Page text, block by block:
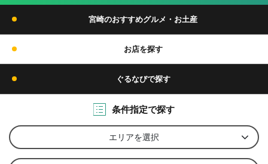
宮崎のおすすめグルメ・お土産
お店を探す
ぐるなびで探す
条件指定で探す
エリアを選択